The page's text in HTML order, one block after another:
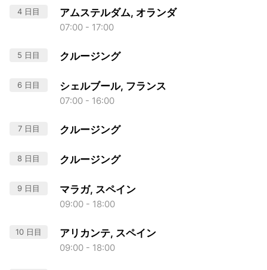
4 日目 アムステルダム, オランダ
07:00 - 17:00
5 日目 クルージング
6 日目 シェルブール, フランス
07:00 - 16:00
7 日目 クルージング
8 日目 クルージング
9 日目 マラガ, スペイン
09:00 - 18:00
10 日目 アリカンテ, スペイン
09:00 - 18:00